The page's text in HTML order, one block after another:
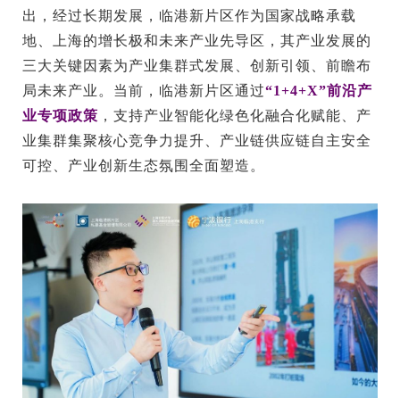
出，经过长期发展，临港新片区作为国家战略承载
地、上海的增长极和未来产业先导区，其产业发展的
三大关键因素为产业集群式发展、创新引领、前瞻布
局未来产业。当前，临港新片区通过“1+4+X”前沿产
业专项政策 ，支持产业智能化绿色化融合化赋能、产
业集群集聚核心竞争力提升、产业链供应链自主安全
可控、产业创新生态氛围全面塑造。